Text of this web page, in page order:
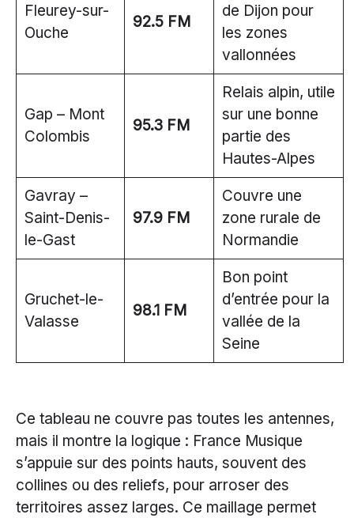
Fleurey-sur-
Ouche
92.5 FM
de Dijon pour
les zones
vallonnées
Gap – Mont
Colombis
95.3 FM
Relais alpin, utile
sur une bonne
partie des
Hautes-Alpes
Gavray –
Saint-Denis-
le-Gast
97.9 FM
Couvre une
zone rurale de
Normandie
Gruchet-le-
Valasse
98.1 FM
Bon point
d’entrée pour la
vallée de la
Seine
Ce tableau ne couvre pas toutes les antennes,
mais il montre la logique : France Musique
s’appuie sur des points hauts, souvent des
collines ou des reliefs, pour arroser des
territoires assez larges. Ce maillage permet